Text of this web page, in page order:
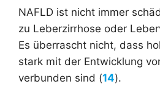
NAFLD ist nicht immer
zu Leberzirrhose oder
Es überrascht nicht, dass
stark mit der Entwicklung
verbunden sind (14).